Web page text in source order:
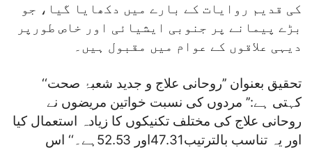
کی قدیم روایات کے بارے میں دکھایا گیا، جو
بڑے پیمانے پر جنوبی ایشیائی اور خاص طورپر
دیہی علاقوں کے عوام میں مقبول ہیں۔
تحقیق بعنوان ’’روحانی علاج و جدید شعبۂ صحت‘‘
کہتی ہے:’’ مردوں کی نسبت خواتین مریضوں نے
روحانی علاج کی مختلف تکنیکوں کا زیادہ استعمال کیا
اور یہ تناسب بالترتیب47.31اور 52.53ہے۔‘‘ اس